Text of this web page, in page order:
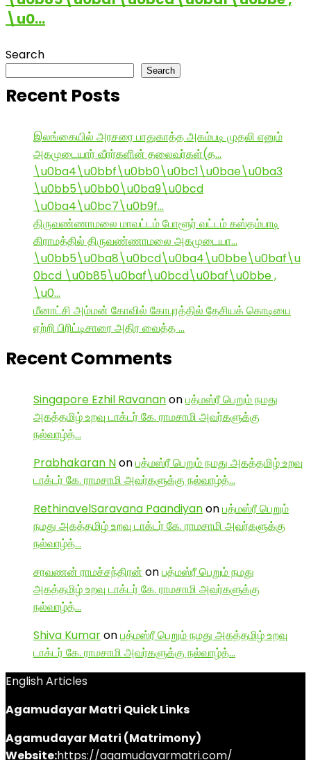
\u0…
Search
Search
Recent Posts
இலங்கையில் அரசரை பாதுகாத்த அகம்படி முதலி எனும்
அகமுடையார் வீரர்களின் தலைவர்கள்(த…
\u0ba4\u0bbf\u0bb0\u0bc1\u0bae\u0ba3
\u0bb5\u0bb0\u0ba9\u0bcd
\u0ba4\u0bc7\u0b9f…
திருவண்ணாமலை மாவட்டம் போளூர் வட்டம் கஸ்தம்பாடி
கிராமத்தில் திருவண்ணாமலை அகமுடையா…
\u0bb5\u0ba8\u0bcd\u0ba4\u0bbe\u0baf\u
0bcd \u0b85\u0baf\u0bcd\u0baf\u0bbe ,
\u0…
மீனாட்சி அம்மன் கோவில் கோபுரத்தில் தேசியக் கொடியை
ஏற்றி பிரிட்டிசாரை அதிர வைத்த …
Recent Comments
Singapore Ezhil Ravananonபத்மஸ்ரீ பெறும் நமது
அகத்தமிழ் உறவு டாக்டர் கே. ராமசாமி அவர்களுக்கு
நல்வாழ்த்…
Prabhakaran Nonபத்மஸ்ரீ பெறும் நமது அகத்தமிழ் உறவு
டாக்டர் கே. ராமசாமி அவர்களுக்கு நல்வாழ்த்…
RethinavelSaravana Paandiyanonபத்மஸ்ரீ பெறும்
நமது அகத்தமிழ் உறவு டாக்டர் கே. ராமசாமி அவர்களுக்கு
நல்வாழ்த்…
சரவணன் ராமச்சந்திரன் onபத்மஸ்ரீ பெறும் நமது
அகத்தமிழ் உறவு டாக்டர் கே. ராமசாமி அவர்களுக்கு
நல்வாழ்த்…
Shiva Kumaronபத்மஸ்ரீ பெறும் நமது அகத்தமிழ் உறவு
டாக்டர் கே. ராமசாமி அவர்களுக்கு நல்வாழ்த்…
English Articles
Agamudayar Matri Quick Links
Agamudayar Matri (Matrimony)
Website:https://agamudayarmatri.com/